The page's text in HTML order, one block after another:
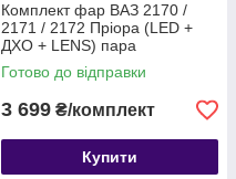
Комплект фар ВАЗ 2170 /
2171 / 2172 Пріора (LED +
ДХО + LENS) пара
Готово до відправки
3 699 ₴/комплект
Купити